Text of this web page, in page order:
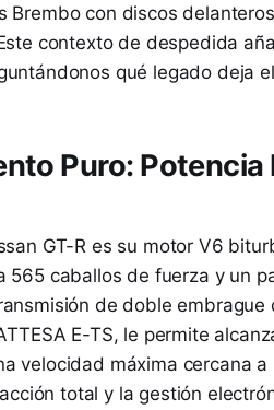
Brembo con discos
contexto de despedida
qué legado deja
Puro:
GT-R es su motor V6
565 caballos de fuerza y un
de doble
E-TS, le permite
velocidad máxima cercana
total y la gestión